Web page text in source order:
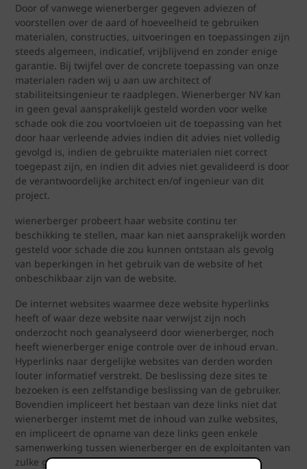
Door of vanwege wienerberger gegeven adviezen of
voorstellen over de aard of hoeveelheid te gebruiken
materialen, constructies, uitvoeringen en toepassingen zijn
steeds algemeen, indicatief, vrijblijvend en zonder enige
garantie. Bij twijfel over de concrete toepassing van onze
materialen raden wij u aan uw architect of
stabiliteitsingenieur te raadplegen. Wienerberger NV kan
in geen geval aansprakelijk gesteld worden voor welke
schade ook die zou voortvloeien uit de toepassing van het
door haar verleende advies indien dit advies niet volledig
gevolgd is, indien de gebruikte materialen niet correct
toegepast zijn, en indien dit advies niet gevalideerd is door
de verantwoordelijke architect en/of ingenieur van dit
project.
wienerberger probeert haar website continu ter
beschikking te stellen, maar kan niet aansprakelijk worden
gesteld voor schade die zou kunnen ontstaan als gevolg
van beperkingen in het gebruik van de website of het
onbeschikbaar zijn van de website.
De internet websites waarmee deze website hyperlinks
heeft of waar deze website naar verwijst zijn noch
onderzocht noch geanalyseerd door wienerberger, noch
heeft wienerberger enige controle over de inhoud ervan.
Hyperlinks naar dergelijke websites van derden worden
louter informatief verstrekt. De beslissing deze sites te
bezoeken is een zelfstandige beslissing van de gebruiker.
Bovendien impliceert het bestaan van deze links niet dat
wienerberger instemt met de inhoud van zulke websites,
en impliceert de opname van deze links geen enkele
samenwerking tussen wienerberger en de exploitanten van
zulke gelinkte websites.